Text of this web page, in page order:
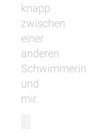
knapp
zwischen
einer
anderen
Schwimmerin
und
mir.